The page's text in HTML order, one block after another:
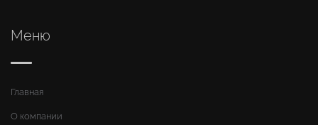
Меню
Главная
О компании